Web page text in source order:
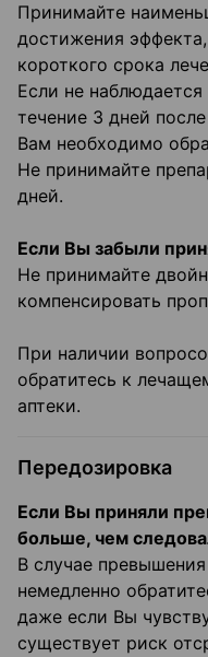
Принимайте
достижения
короткого срока
Если не
течение 3 дней
Вам необходимо
Не принимайте
дней.
Если Вы забыли
Не принимайте
компенсировать
При наличии
обратитесь к
аптеки.
Передозировка
Если Вы приняли
больше, чем
В случае
немедленно
даже если Вы
существует риск